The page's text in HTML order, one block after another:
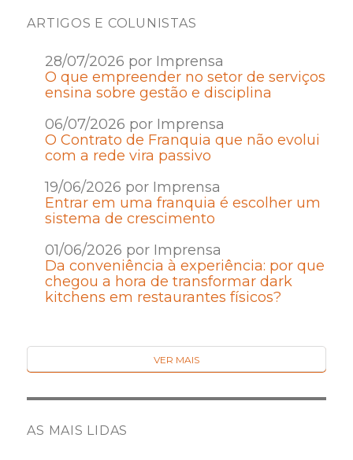
ARTIGOS E COLUNISTAS
28/07/2026 por Imprensa
O que empreender no setor de serviços
ensina sobre gestão e disciplina
06/07/2026 por Imprensa
O Contrato de Franquia que não evolui
com a rede vira passivo
19/06/2026 por Imprensa
Entrar em uma franquia é escolher um
sistema de crescimento
01/06/2026 por Imprensa
Da conveniência à experiência: por que
chegou a hora de transformar dark
kitchens em restaurantes físicos?
VER MAIS
AS MAIS LIDAS